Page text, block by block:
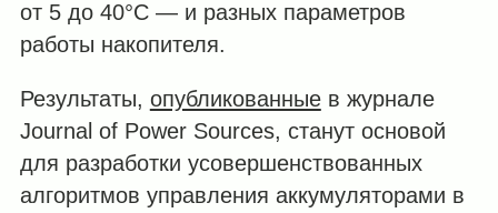
от 5 до 40°C — и разных параметров
работы накопителя.
Результаты, опубликованныев журнале
Journal of Power Sources, станут основой
для разработки усовершенствованных
алгоритмов управления аккумуляторами в